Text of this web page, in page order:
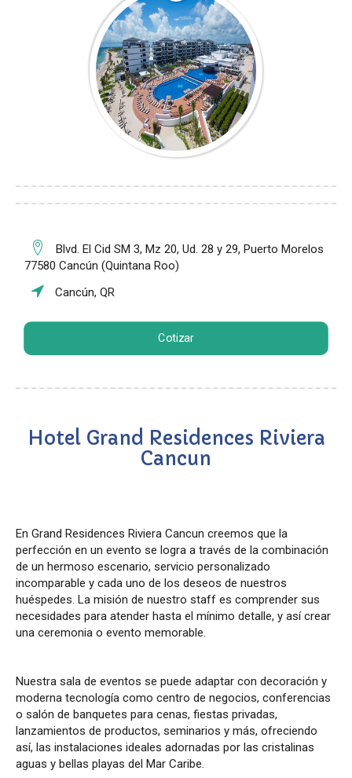
Blvd. El Cid SM 3, Mz 20, Ud. 28 y 29, Puerto Morelos
77580 Cancún (Quintana Roo)
Cancún, QR
Cotizar
Hotel Grand Residences Riviera
Cancun
En Grand Residences Riviera Cancun creemos que la
perfección en un evento se logra a través de la combinación
de un hermoso escenario, servicio personalizado
incomparable y cada uno de los deseos de nuestros
huéspedes. La misión de nuestro staff es comprender sus
necesidades para atender hasta el mínimo detalle, y así crear
una ceremonia o evento memorable.
Nuestra sala de eventos se puede adaptar con decoración y
moderna tecnología como centro de negocios, conferencias
o salón de banquetes para cenas, fiestas privadas,
lanzamientos de productos, seminarios y más, ofreciendo
así, las instalaciones ideales adornadas por las cristalinas
aguas y bellas playas del Mar Caribe.